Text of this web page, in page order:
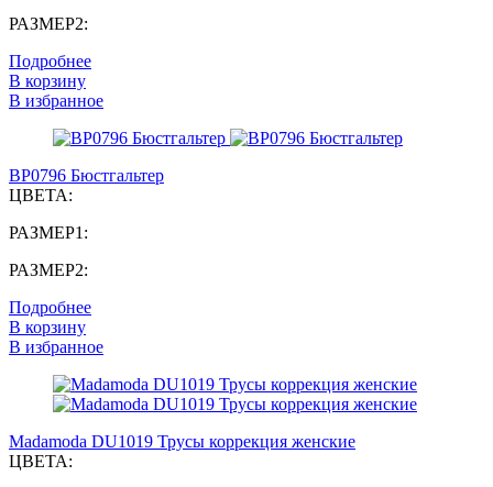
РАЗМЕР2:
Подробнее
В корзину
В избранное
BP0796 Бюстгальтер
ЦВЕТА:
РАЗМЕР1:
РАЗМЕР2:
Подробнее
В корзину
В избранное
Madamoda DU1019 Трусы коррекция женские
ЦВЕТА: